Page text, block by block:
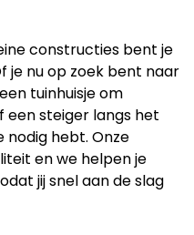
constructies bent je
je nu op zoek bent naar
tuinhuisje om
een steiger langs het
nodig hebt. Onze
en we helpen je
jij snel aan de slag